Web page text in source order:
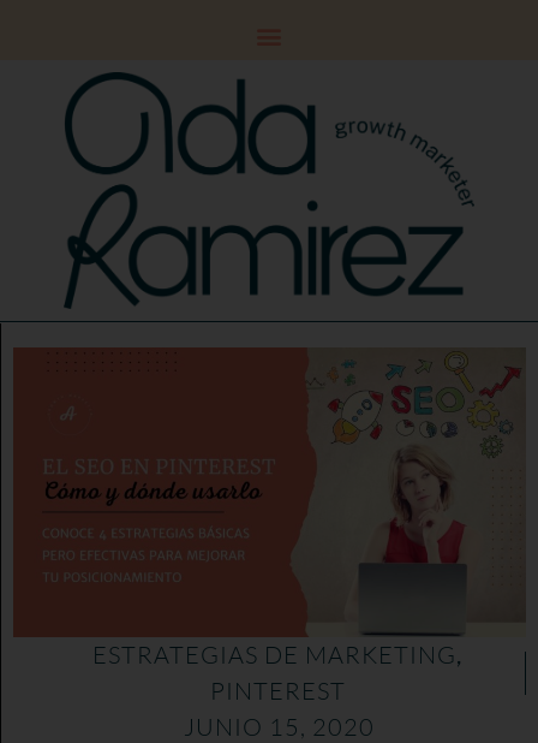
ESTRATEGIAS DE MARKETING,
PINTEREST
JUNIO 15, 2020